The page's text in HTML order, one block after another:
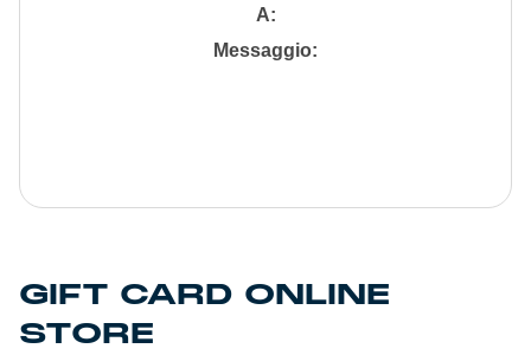
Mare
Party
A:
Messaggio:
GIFT CARD ONLINE
STORE